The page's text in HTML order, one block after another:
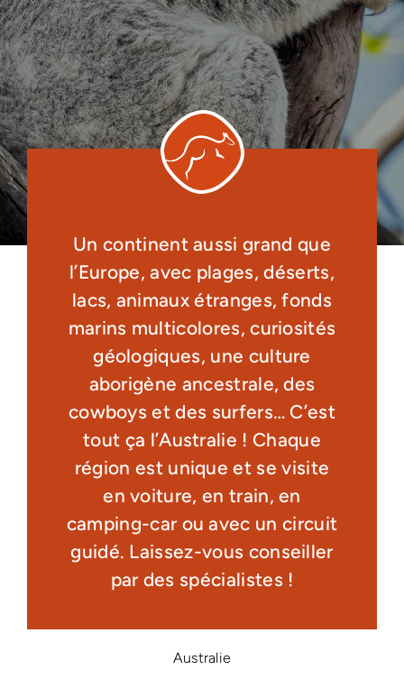
Un continent aussi grand que
l’Europe, avec plages, déserts,
lacs, animaux étranges, fonds
marins multicolores, curiosités
géologiques, une culture
aborigène ancestrale, des
cowboys et des surfers… C’est
tout ça l’Australie ! Chaque
région est unique et se visite
en voiture, en train, en
camping-car ou avec un circuit
guidé. Laissez-vous conseiller
par des spécialistes !
Australie